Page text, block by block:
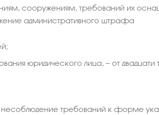
сооружениям, требований их
административного штрафа
юридического лица, — от двадцати
несоблюдение требований к форме